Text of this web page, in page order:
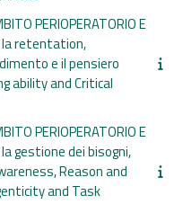
PERIOPERATORIO E
la retentation,
e il pensiero
ability and Critical
PERIOPERATORIO E
la gestione dei bisogni,
Reason and
and Task